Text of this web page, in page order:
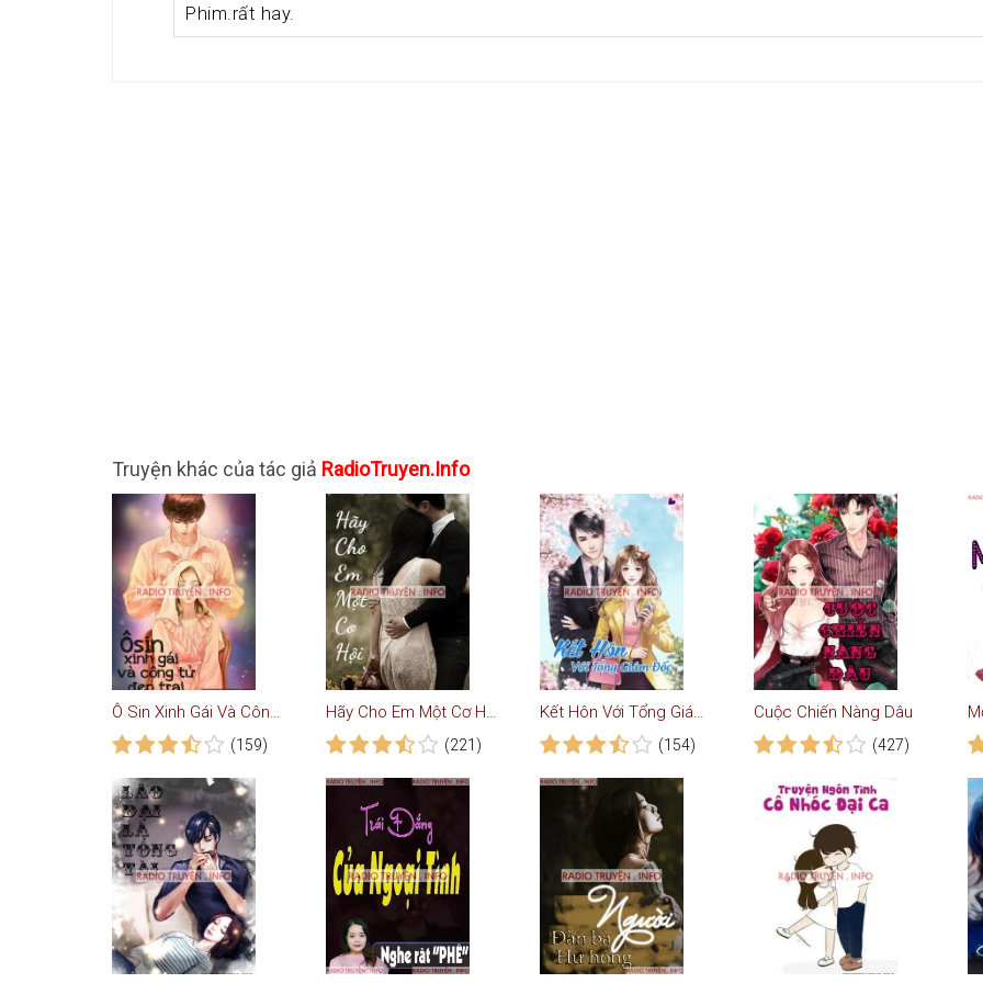
Phim.rất hay.
Truyện khác của tác giả RadioTruyen.Info
Ô Sin Xinh Gái Và Công Tử Đẹp Trai
(159)
Hãy Cho Em Một Cơ Hội - Truyện Ngắn
(221)
Kết Hôn Với Tổng Giám Đốc - Truyện Ngôn Tình
(154)
Cuộc Chiến Nàng Dâu
(427)